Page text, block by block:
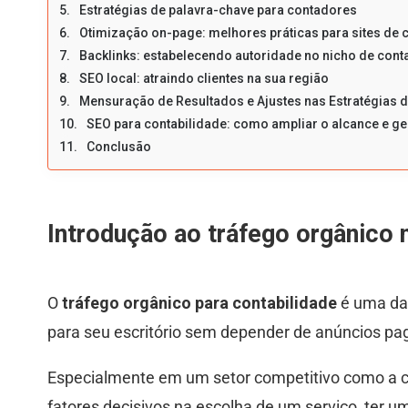
Estratégias de palavra-chave para contadores
Otimização on-page: melhores práticas para sites de
Backlinks: estabelecendo autoridade no nicho de
SEO local: atraindo clientes na sua região
Mensuração de Resultados e Ajustes nas Estratégias
SEO para contabilidade: como ampliar o alcance e
Conclusão
Introdução ao tráfego orgânico
Otráfego orgânico para contabilidadeé uma
para seu escritório sem depender de anúncios
Especialmente em um setor competitivo como a